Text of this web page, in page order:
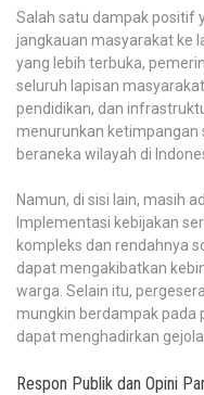
Salah satu dampak positif
jangkauan masyarakat ke
yang lebih terbuka,
seluruh lapisan
pendidikan, dan
menurunkan ketimpangan
beraneka wilayah di
Namun, di sisi lain, masih
Implementasi kebijakan
kompleks dan rendahnya
dapat mengakibatkan
warga. Selain itu,
mungkin berdampak pada
dapat menghadirkan
Respon Publik dan Opini